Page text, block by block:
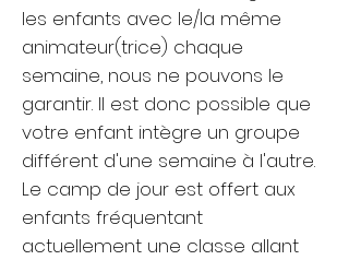
les enfants avec le/la même
animateur(trice) chaque
semaine, nous ne pouvons le
garantir. Il est donc possible que
votre enfant intègre un groupe
différent d'une semaine à l'autre.
Le camp de jour est offert aux
enfants fréquentant
actuellement une classe allant